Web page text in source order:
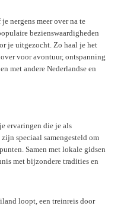
nergens meer over na te
bezienswaardigheden
je uitgezocht. Zo haal je het
voor avontuur, ontspanning
met andere Nederlandse en
ervaringen die je als
speciaal samengesteld om
Samen met lokale gidsen
met bijzondere tradities en
loopt, een treinreis door